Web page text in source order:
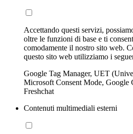
Accettando questi servizi,
oltre le funzioni di base e ti
comodamente il nostro sito web.
questo sito web utilizziamo i
Google Tag Manager, UET
Microsoft Consent Mode, Google
Freshchat
Contenuti multimediali esterni